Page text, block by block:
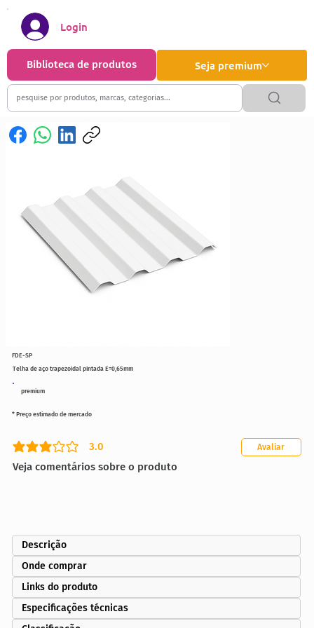
Seja premium
Biblioteca de produtos
Login
premium
Telha de aço trapezoidal pintada E=0,65mm
3.0
classificação média é 3 de 5
Veja comentários sobre o produto
Avaliar
* Preço estimado de mercado
FDE-SP
Descrição
Onde comprar
Links do produto
Especificações técnicas